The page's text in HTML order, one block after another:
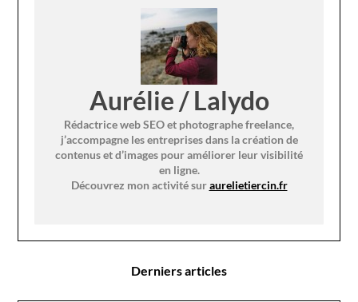
Aurélie / Lalydo
Rédactrice web SEO et photographe freelance,
j’accompagne les entreprises dans la création de
contenus et d’images pour améliorer leur visibilité
en ligne.
Découvrez mon activité suraurelietiercin.fr
Derniers articles